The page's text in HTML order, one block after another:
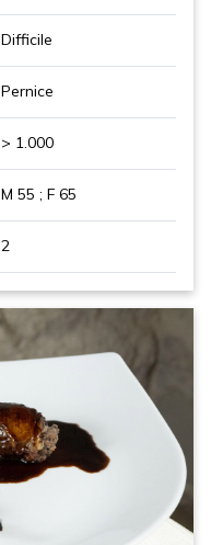
Difficile
Pernice
> 1.000
M 55 ; F 65
2